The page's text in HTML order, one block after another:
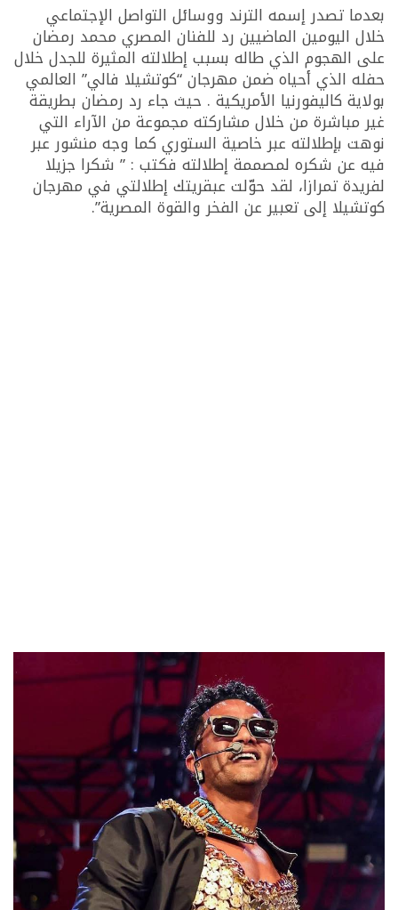
بعدما تصدر إسمه الترند ووسائل التواصل الإجتماعي
خلال اليومين الماضيين رد للفنان المصري محمد رمضان
على الهجوم الذي طاله بسبب إطلالته المثيرة للجدل خلال
حفله الذي أحياه ضمن مهرجان “كوتشيلا فالي” العالمي
بولاية كاليفورنيا الأمريكية . حيث جاء رد رمضان بطريقة
غير مباشرة من خلال مشاركته مجموعة من الآراء التي
نوهت بإطلالته عبر خاصية الستوري كما وجه منشور عبر
فيه عن شكره لمصممة إطلالته فكتب : ” شكرا جزيلا
لفريدة تمرازا، لقد حوّلت عبقريتك إطلالتي في مهرجان
كوتشيلا إلى تعبير عن الفخر والقوة المصرية”.